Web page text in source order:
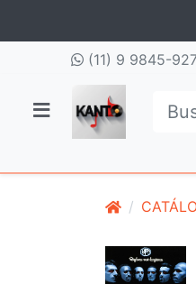
(11) 9 9845-